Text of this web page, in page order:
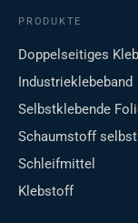
PRODUKTE
Doppelseitiges
Industrieklebeband
Selbstklebende
Schaumstoff
Schleifmittel
Klebstoff